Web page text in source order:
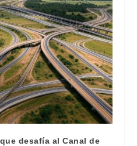
desafía al Canal de